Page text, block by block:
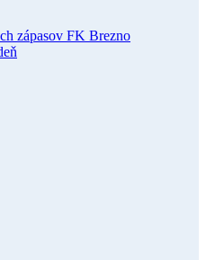
zápasov FK Brezno